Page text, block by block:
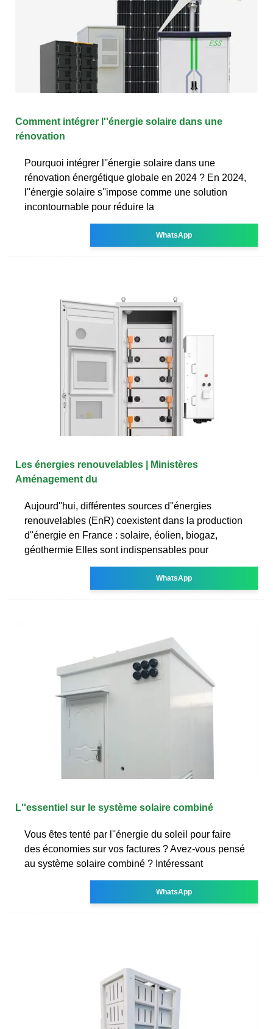
Comment intégrer l''énergie solaire dans une
rénovation
Pourquoi intégrer l''énergie solaire dans une
rénovation énergétique globale en 2024 ? En 2024,
l''énergie solaire s''impose comme une solution
incontournable pour réduire la
WhatsApp
Les énergies renouvelables | Ministères
Aménagement du
Aujourd''hui, différentes sources d''énergies
renouvelables (EnR) coexistent dans la production
d''énergie en France : solaire, éolien, biogaz,
géothermie Elles sont indispensables pour
WhatsApp
L''essentiel sur le système solaire combiné
Vous êtes tenté par l''énergie du soleil pour faire
des économies sur vos factures ? Avez-vous pensé
au système solaire combiné ? Intéressant
WhatsApp